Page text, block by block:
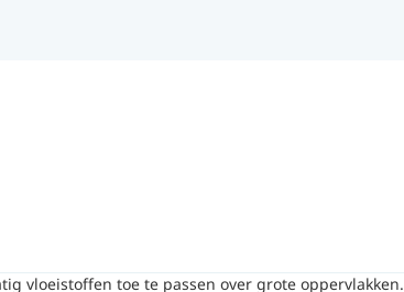
vloeistoffen toe te passen over grote oppervlakken.